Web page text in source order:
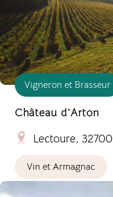
Vigneron et Brasseur
Château d'Arton
Lectoure, 32700
Vin et Armagnac
Château le Payral